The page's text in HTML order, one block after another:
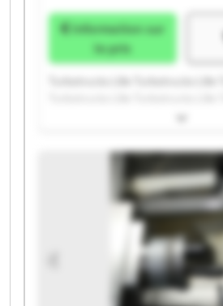
le prix
Turbotrucks Lille Turbotrucks Lille
Turbotrucks Lille Turbotrucks Lille
Turbotrucks Lille Turbotrucks Lille
Turbotrucks Lille Turbotrucks Lille